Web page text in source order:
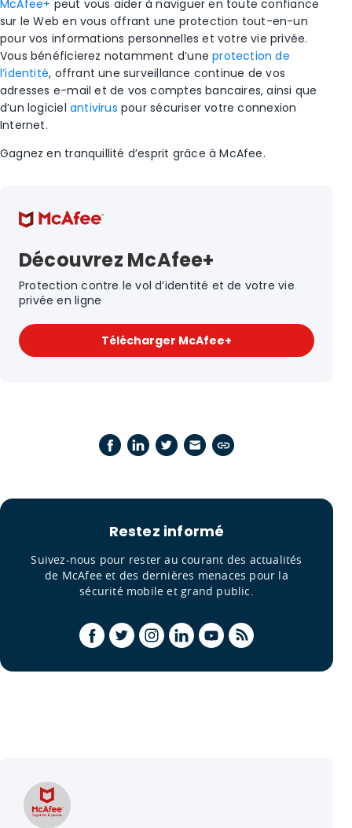
McAfee+ peut vous aider à naviguer en toute confiance
sur le Web en vous offrant une protection tout-en-un
pour vos informations personnelles et votre vie privée.
Vous bénéficierez notamment d’uneprotectionde
l’identité, offrant une surveillance continue de vos
adresses e-mail et de voscomptes bancaires, ainsi que
d’un logiciel antivirus pour sécuriser votre connexion
Internet.
Gagnez en tranquillité d’esprit grâce à McAfee.
Découvrez McAfee+
Protection contre le vol d’identité et de votre vie
privée en ligne
Télécharger McAfee+
Restez informé
Suivez-nous pour rester au courant des actualités
de McAfee et des dernières menaces pour la
sécurité mobile et grand public.